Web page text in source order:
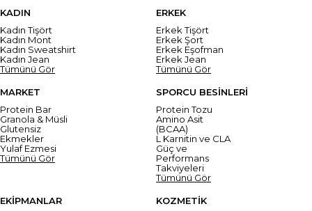
KADIN
Kadın Tişört
Kadın Mont
Kadın Sweatshirt
Kadın Jean
Tümünü Gör
ERKEK
Erkek Tişört
Erkek Şort
Erkek Eşofman
Erkek Jean
Tümünü Gör
MARKET
Protein Bar
Granola & Müsli
Glutensiz
Ekmekler
Yulaf Ezmesi
Tümünü Gör
SPORCU BESİNLERİ
Protein Tozu
Amino Asit
(BCAA)
L Karnitin ve CLA
Güç ve
Performans
Takviyeleri
Tümünü Gör
EKİPMANLAR
KOZMETİK